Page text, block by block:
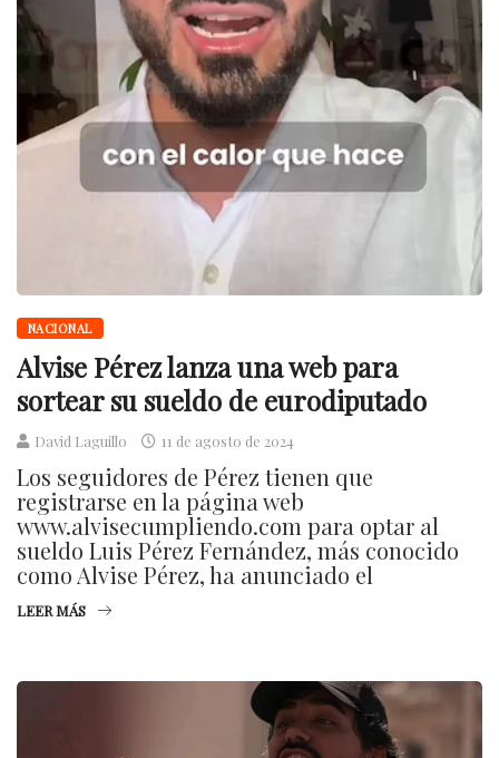
NACIONAL
Alvise Pérez lanza una web para
sortear su sueldo de eurodiputado
David Laguillo 11 de agosto de 2024
Los seguidores de Pérez tienen que
registrarse en la página web
www.alvisecumpliendo.com para optar al
sueldo Luis Pérez Fernández, más conocido
como Alvise Pérez, ha anunciado el
LEER MÁS